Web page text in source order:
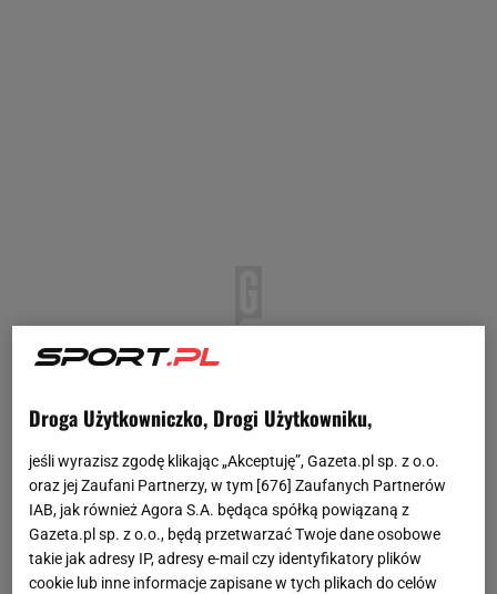
Droga Użytkowniczko, Drogi Użytkowniku,
jeśli wyrazisz zgodę klikając „Akceptuję”, Gazeta.pl sp. z o.o.
oraz jej Zaufani Partnerzy, w tym [676] Zaufanych Partnerów
IAB, jak również Agora S.A. będąca spółką powiązaną z
Gazeta.pl sp. z o.o., będą przetwarzać Twoje dane osobowe
takie jak adresy IP, adresy e-mail czy identyfikatory plików
cookie lub inne informacje zapisane w tych plikach do celów